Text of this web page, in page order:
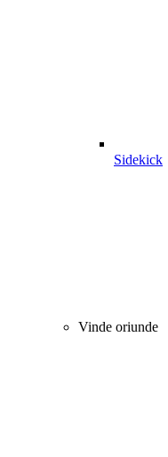
Sidekick
Vinde oriunde